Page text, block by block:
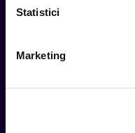
Statistici
Marketing